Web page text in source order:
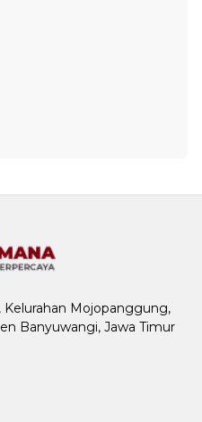
Kelurahan Mojopanggung,
Banyuwangi, Jawa Timur